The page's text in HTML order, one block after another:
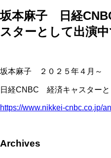
坂本麻子 日経
スターとして出演中
坂本麻子 ２０２５年４月～
日経CNBC 経済キャスターと
https://www.nikkei-cnbc.co.jp/
Archives